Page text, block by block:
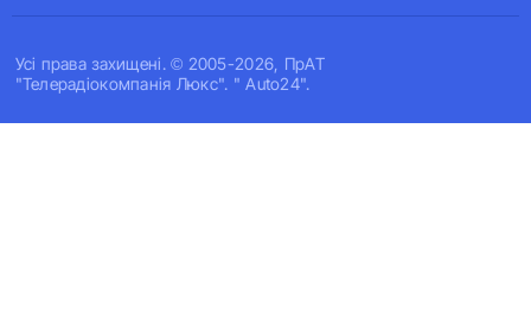
Усi права захищенi. © 2005-2026, ПрАТ
"Телерадіокомпанія Люкс". " Auto24".